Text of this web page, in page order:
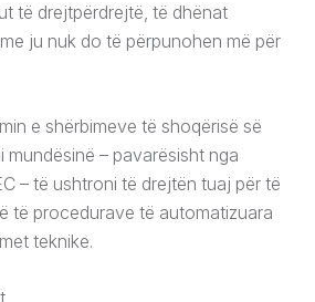
të drejtpërdrejtë, të dhënat
ju nuk do të përpunohen më për
e shërbimeve të shoqërisë së
mundësinë – pavarësisht nga
– të ushtroni të drejtën tuaj për të
të procedurave të automatizuara
teknike.